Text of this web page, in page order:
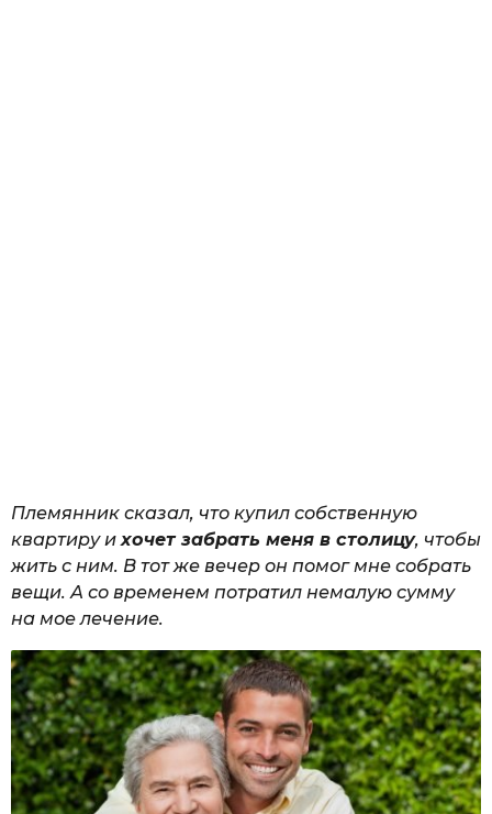
Племянник сказал, что купил собственную
квартиру и хочет забрать меня в столицу, чтобы
жить с ним. В тот же вечер он помог мне собрать
вещи. А со временем потратил немалую сумму
на мое лечение.